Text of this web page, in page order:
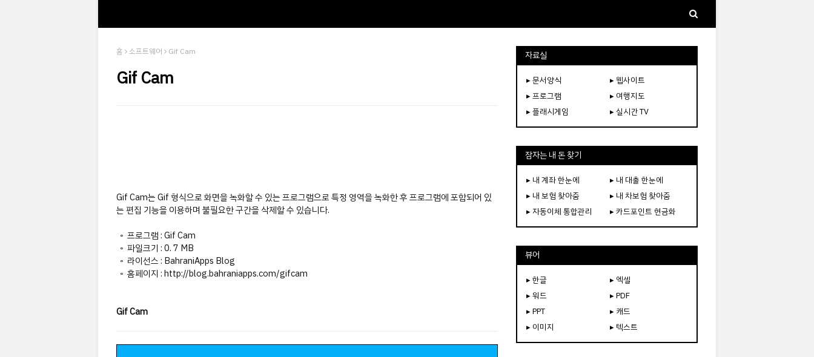
홈 소프트웨어 Gif Cam
Gif Cam
Gif Cam는 Gif 형식으로 화면을 녹화할 수 있는 프로그램으로 특정 영역을 녹화한 후 프로그램에 포함되어 있
는 편집 기능을 이용하며 불필요한 구간을 삭제할 수 있습니다.
◦ 프로그램 : Gif Cam
◦ 파일크기 : 0. 7 MB
◦ 라이선스 : BahraniApps Blog
◦ 홈페이지 : http://blog.bahraniapps.com/gifcam
Gif Cam
자료실
▸ 문서양식
▸ 웹사이트
▸ 프로그램
▸ 여행지도
▸ 플래시게임
▸ 실시간 TV
잠자는 내 돈 찾기
▸ 내 계좌 한눈에
▸ 내 대출 한눈에
▸ 내 보험 찾아줌
▸ 내 차보험 찾아줌
▸ 자동이체 통합관리
▸ 카드포인트 현금화
뷰어
▸ 한글
▸ 엑셀
▸ 워드
▸ PDF
▸ PPT
▸ 캐드
▸ 이미지
▸ 텍스트